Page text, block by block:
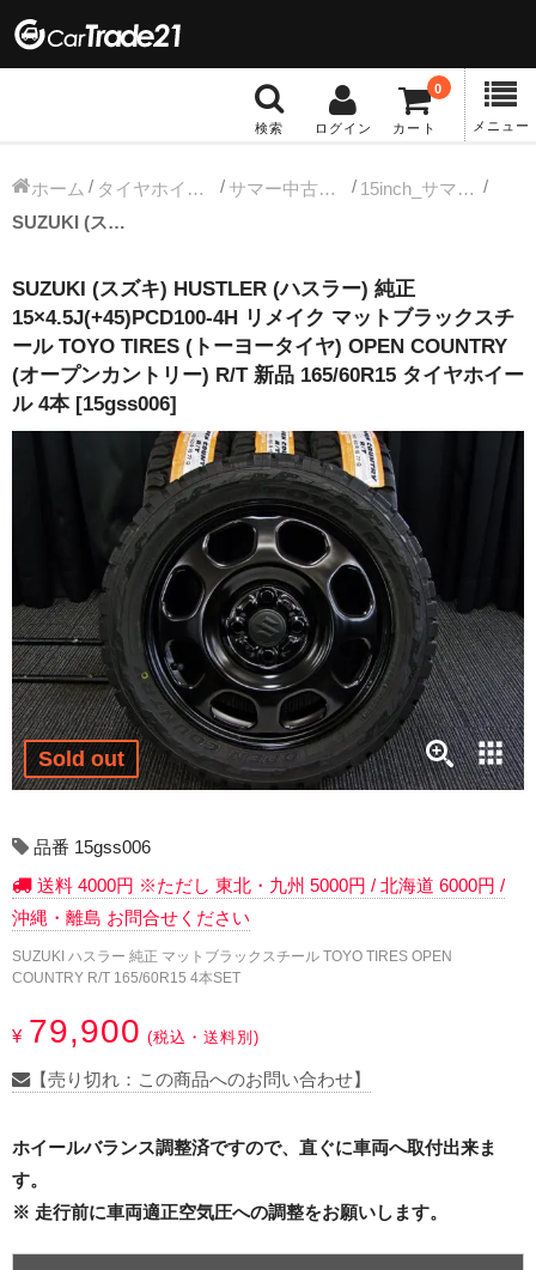
検索 ログイン カート
0
メニュー
冬タイヤホイール
13インチ：冬タイヤホイール
14インチ：冬タイヤホイール
15インチ：冬タイヤホイール
16インチ：冬タイヤホイール
17インチ：冬タイヤホイール
18インチ：冬タイヤホイール
19インチ：冬タイヤホイール
20インチ：冬タイヤホイール
夏タイヤホイール
12インチ：夏タイヤホイール
13インチ：夏タイヤホイール
14インチ：夏タイヤホイール
15インチ：夏タイヤホイール
16インチ：夏タイヤホイール
17インチ：夏タイヤホイール
19インチ：夏タイヤホイール
ホーム タイヤホイールセット サマー中古タイヤホイール
15inch_サマー中古タイヤホイール
SUZUKI (スズキ) HUSTLER (ハスラー) 純正 15×4.5J(+45)PCD100-4H リメイク マットブラックスチール TOYO TIRES (トーヨータイヤ) OPEN COUNTRY (オープンカントリー) R/T 新品 165/60R15 タイヤホイール 4本 [15gss006]
SUZUKI (スズキ) HUSTLER (ハスラー) 純正
15×4.5J(+45)PCD100-4H リメイク マットブラックスチ
ール TOYO TIRES (トーヨータイヤ) OPEN COUNTRY
(オープンカントリー) R/T 新品 165/60R15 タイヤホイー
ル 4本 [15gss006]
Sold out
品番 15gss006
送料 4000円 ※ただし 東北・九州 5000円 / 北海道 6000円 /
沖縄・離島 お問合せください
SUZUKI ハスラー 純正 マットブラックスチール TOYO TIRES OPEN
COUNTRY R/T 165/60R15 4本SET
¥ 79,900 (税込・送料別)
【売り切れ：この商品へのお問い合わせ】
ホイールバランス調整済ですので、直ぐに車両へ取付出来ま
す。
※ 走行前に車両適正空気圧への調整をお願いします。